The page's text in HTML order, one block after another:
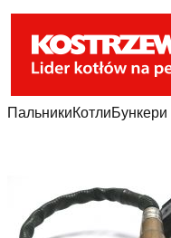
ПальникиКотлиБункери